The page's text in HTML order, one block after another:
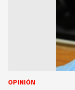
OPINIÓN